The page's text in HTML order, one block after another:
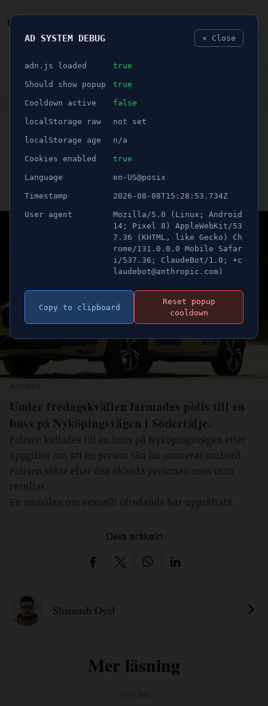
👮🏻‍♂️ BLÅLJUS ÅSIKTER SPORT
ANNONS
Person misstänks ha
onanerat på buss
Publicerad 27 mars 2026 20:29
Uppdaterad 21 juni 2026 05:45
Under fredagskvällen larmades polis till en
buss på Nyköpingsvägen i Södertälje.
Polisen kallades till en buss på Nyköpingsvägen efter
uppgifter om att en person ska ha onanerat ombord.
Polisen sökte efter den okända personen men utan
resultat.
En anmälan om sexuellt ofredande har upprättats.
Dela artikeln
Shamash Oyal
Mer läsning
AD SYSTEM DEBUG ✕ Close
adn.js loaded true
Should show popup true
Cooldown active false
localStorage raw not set
localStorage age n/a
Cookies enabled true
Language en-US@posix
Timestamp 2026-08-08T15:28:53.734Z
User agent
Mozilla/5.0 (Linux; Android
14; Pixel 8) AppleWebKit/53
7.36 (KHTML, like Gecko) Ch
rome/131.0.0.0 Mobile Safar
i/537.36; ClaudeBot/1.0; +c
laudebot@anthropic.com)
Copy to clipboard
Reset popup
cooldown